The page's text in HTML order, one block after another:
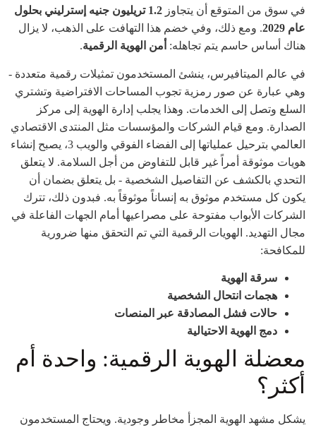
في سوق من المتوقع أن يتجاوز
1.2 تريليون جنيه إسترليني بحلول
عام 2029
. ومع ذلك، وفي خضم هذا التهافت على الذهب، لا يزال
هناك أساس حاسم يتم تجاهله:أمن الهوية الرقمية.
في عالم الميتافيرس، ينشئ المستخدمون تمثيلات رقمية متعددة -
وهي عبارة عن صور رمزية تجوب المساحات الافتراضية وتشتري
السلع وتصل إلى الخدمات. وهذا يجلب إدارة الهوية إلى مركز
الصدارة. ومع قيام الشركات والمؤسسات مثل المنتدى الاقتصادي
العالمي بترحيل عملياتها إلى الفضاء الفوقي والويب 3، يصبح إنشاء
هويات موثوقة أمراً غير قابل للتفاوض من أجل السلامة. لا يتعلق
التحدي بالكشف عن التفاصيل الشخصية - بل يتعلق بضمان أن
يكون كل مستخدم موثوق به إنساناً موثوقاً به. فبدون ذلك، تترك
الشركات الأبواب مفتوحة على مصراعيها أمام الجهات الفاعلة في
مجال التهديد. الهويات الرقمية التي تم التحقق منها ضرورية
للمكافحة:
سرقة الهوية
هجمات انتحال الشخصية
حالات فشل المصادقة عبر المنصات
دمج الهوية الاحتيالية
معضلة الهوية الرقمية: واحدة أم
أكثر؟
يشكل مشهد الهوية المجزأ مخاطر وجودية. ويحتاج المستخدمون